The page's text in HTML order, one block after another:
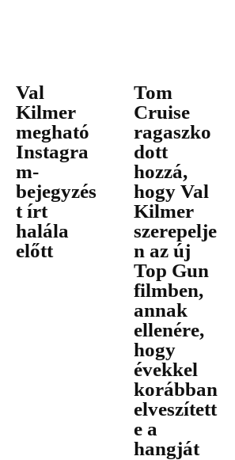
Val
Kilmer
megható
Instagra
m-
bejegyzés
t írt
halála
előtt
Tom
Cruise
ragaszko
dott
hozzá,
hogy Val
Kilmer
szerepelje
n az új
Top Gun
filmben,
annak
ellenére,
hogy
évekkel
korábban
elveszített
e a
hangját